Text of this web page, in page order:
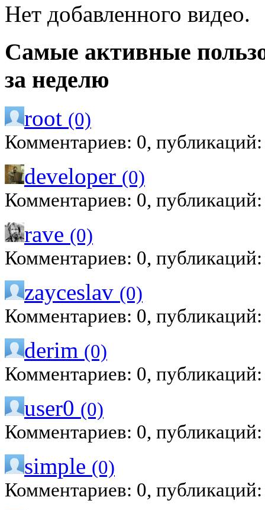
Нет добавленного видео.
Самые активные
за неделю
root (0)
Комментариев: 0,
developer (0)
Комментариев: 0,
rave (0)
Комментариев: 0,
zayceslav (0)
Комментариев: 0,
derim (0)
Комментариев: 0,
user0 (0)
Комментариев: 0,
simple (0)
Комментариев: 0,